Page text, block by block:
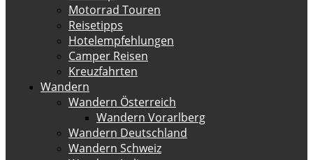
Motorrad Touren
Reisetipps
Hotelempfehlungen
Camper Reisen
Kreuzfahrten
Wandern
Wandern Österreich
Wandern Vorarlberg
Wandern Deutschland
Wandern Schweiz